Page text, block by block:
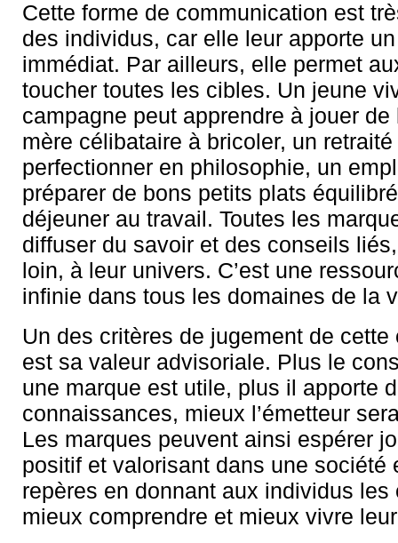
Cette forme de communication est
des individus, car elle leur apporte
immédiat. Par ailleurs, elle permet
toucher toutes les cibles. Un jeune
campagne peut apprendre à jouer
mère célibataire à bricoler, un retraité
perfectionner en philosophie, un
préparer de bons petits plats
déjeuner au travail. Toutes les
diffuser du savoir et des conseils
loin, à leur univers. C’est une
infinie dans tous les domaines de la
Un des critères de jugement de
est sa valeur advisoriale. Plus le
une marque est utile, plus il apporte
connaissances, mieux l’émetteur
Les marques peuvent ainsi espérer
positif et valorisant dans une société
repères en donnant aux individus les
mieux comprendre et mieux vivre